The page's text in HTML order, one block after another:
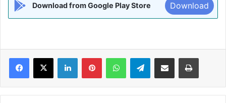
Download from Google Play Store Download
Facebook
X LinkedInPinterestWhatsAppTelegramShare via Email Print